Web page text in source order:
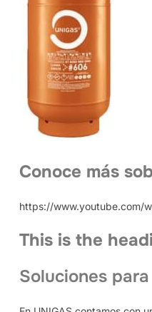
Conoce más
https://www.youtube.com/
This is the
Soluciones